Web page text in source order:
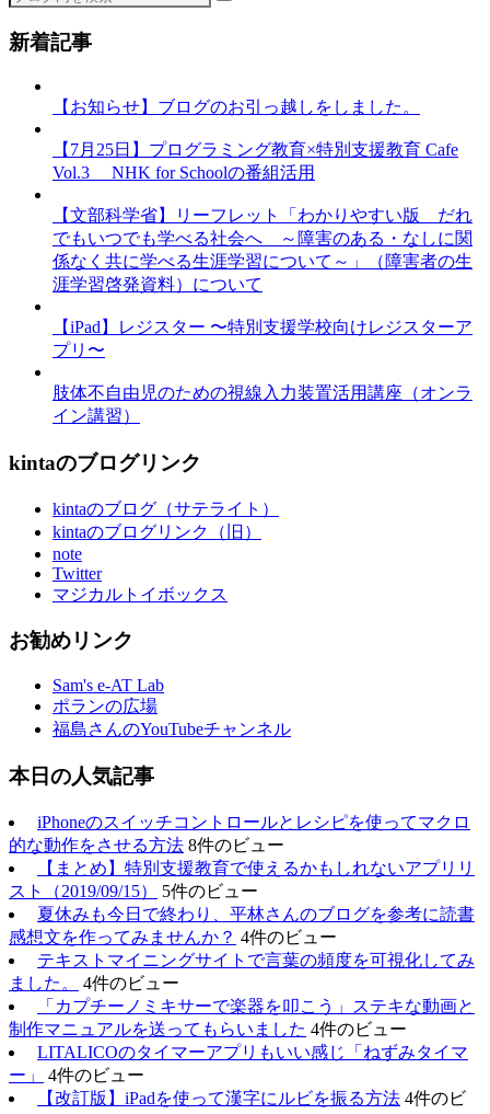
新着記事
【お知らせ】ブログのお引っ越しをしました。
【7月25日】プログラミング教育×特別支援教育 Cafe
Vol.3 NHK for Schoolの番組活用
【文部科学省】リーフレット「わかりやすい版 だれ
でもいつでも学べる社会へ ～障害のある・なしに関
係なく共に学べる生涯学習について～」（障害者の生
涯学習啓発資料）について
【iPad】レジスター 〜特別支援学校向けレジスターア
プリ〜
肢体不自由児のための視線入力装置活用講座（オンラ
イン講習）
kintaのブログリンク
kintaのブログ（サテライト）
kintaのブログリンク（旧）
note
Twitter
マジカルトイボックス
お勧めリンク
Sam's e-AT Lab
ポランの広場
福島さんのYouTubeチャンネル
本日の人気記事
iPhoneのスイッチコントロールとレシピを使ってマクロ
的な動作をさせる方法 8件のビュー
【まとめ】特別支援教育で使えるかもしれないアプリリ
スト（2019/09/15）
5件のビュー
夏休みも今日で終わり、平林さんのブログを参考に読書
感想文を作ってみませんか？ 4件のビュー
テキストマイニングサイトで言葉の頻度を可視化してみ
ました。
4件のビュー
「カプチーノミキサーで楽器を叩こう」ステキな動画と
制作マニュアルを送ってもらいました 4件のビュー
LITALICOのタイマーアプリもいい感じ「ねずみタイマ
ー」
4件のビュー
【改訂版】iPadを使って漢字にルビを振る方法 4件のビ